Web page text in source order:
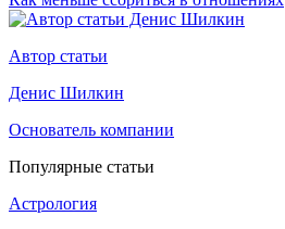
Автор статьи
Денис Шилкин
Основатель компании
Популярные статьи
Астрология